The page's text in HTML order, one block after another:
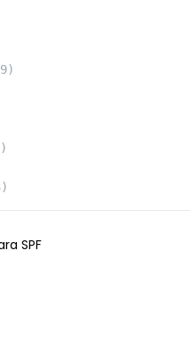
(7)
)
)
)
)
SPF